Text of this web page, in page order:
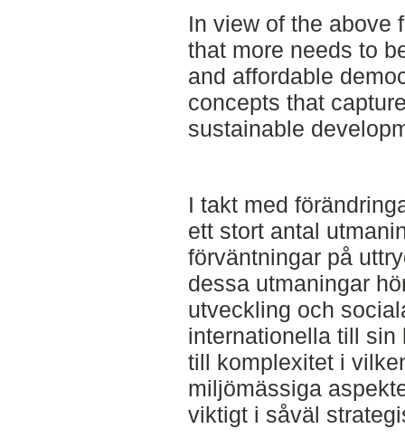
In view of the above
that more needs to
and affordable
concepts that
sustainable
I takt med
ett stort antal
förväntningar på
dessa utmaningar
utveckling och
internationella till sin
till komplexitet i
miljömässiga
viktigt i såväl